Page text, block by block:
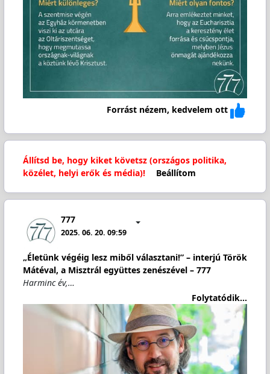
Forrást nézem, kedvelem ott
Állítsd be, hogy kiket követsz (országos politika,
közélet, helyi erők és média)!
Beállítom
777
2025. 06. 20. 09:59
„Életünk végéig lesz miből választani!” – interjú Török
Mátéval, a Misztrál együttes zenészével – 777
Harminc év,…
Folytatódik...